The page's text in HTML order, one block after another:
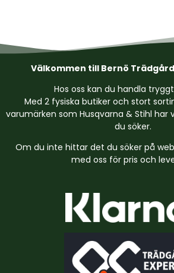
Välkommen till Bernö
Hos oss kan du handla
Med 2 fysiska butiker och stort
varumärken som Husqvarna & Stihl har
du söker.
Om du inte hittar det du söker på
med oss för pris och